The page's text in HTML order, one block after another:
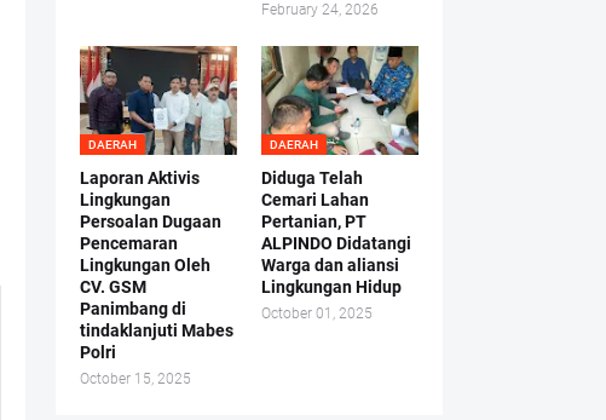
February 24, 2026
DAERAH
Laporan Aktivis
Lingkungan
Persoalan Dugaan
Pencemaran
Lingkungan Oleh
CV. GSM
Panimbang di
tindaklanjuti Mabes
Polri
October 15, 2025
DAERAH
Diduga Telah
Cemari Lahan
Pertanian, PT
ALPINDO Didatangi
Warga dan aliansi
Lingkungan Hidup
October 01, 2025